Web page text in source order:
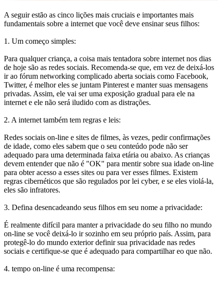
A seguir estão as cinco lições mais cruciais e importantes mais
fundamentais sobre a internet que você deve ensinar seus filhos:
1. Um começo simples:
Para qualquer criança, a coisa mais tentadora sobre internet nos dias
de hoje são as redes sociais. Recomenda-se que, em vez de deixá-los
ir ao fórum networking complicado aberta sociais como Facebook,
Twitter, é melhor eles se juntam Pinterest e manter suas mensagens
privadas. Assim, ele vai ser uma exposição gradual para ele na
internet e ele não será iludido com as distrações.
2. A internet também tem regras e leis:
Redes sociais on-line e sites de filmes, às vezes, pedir confirmações
de idade, como eles sabem que o seu conteúdo pode não ser
adequado para uma determinada faixa etária ou abaixo. As crianças
devem entender que não é "OK" para mentir sobre sua idade on-line
para obter acesso a esses sites ou para ver esses filmes. Existem
regras cibernéticos que são regulados por lei cyber, e se eles violá-la,
eles são infratores.
3. Defina desencadeando seus filhos em seu nome a privacidade:
É realmente difícil para manter a privacidade do seu filho no mundo
on-line se você deixá-lo ir sozinho em seu próprio país. Assim, para
protegê-lo do mundo exterior definir sua privacidade nas redes
sociais e certifique-se que é adequado para compartilhar eo que não.
4. tempo on-line é uma recompensa: